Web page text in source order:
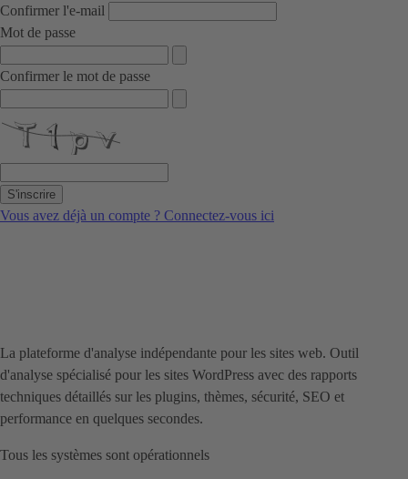
Confirmer l'e-mail
Mot de passe
Confirmer le mot de passe
S'inscrire
Vous avez déjà un compte ? Connectez-vous ici
La plateforme d'analyse indépendante pour les sites web. Outil
d'analyse spécialisé pour les sites WordPress avec des rapports
techniques détaillés sur les plugins, thèmes, sécurité, SEO et
performance en quelques secondes.
Tous les systèmes sont opérationnels